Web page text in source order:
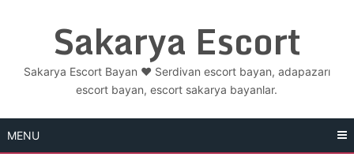
Sakarya Escort
Sakarya Escort Bayan ❤️ Serdivan escort bayan, adapazarı
escort bayan, escort sakarya bayanlar.
MENU